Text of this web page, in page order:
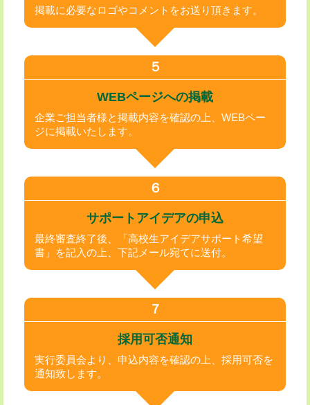
掲載に必要なロゴやコメントをお送り頂きます。
５
WEBページへの掲載
企業ご担当者様と掲載内容を確認の上、WEBペー
ジに掲載いたします。
６
サポートアイデアの申込
最終審査終了後、「高校生アイデアサポート希望
書」を記入の上、下記メール宛てに送付。
７
採用可否通知
実行委員会より、申込内容を確認の上、採用可否を
通知致します。